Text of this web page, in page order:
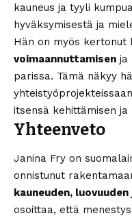
kauneus ja tyyli
hyväksymisestä ja
Hän on myös kertonut
voimaannuttamisen ja
parissa. Tämä näkyy
itsensä kehittämisen ja
Yhteenveto
Janina Fry on
onnistunut
kauneuden,
osoittaa, että